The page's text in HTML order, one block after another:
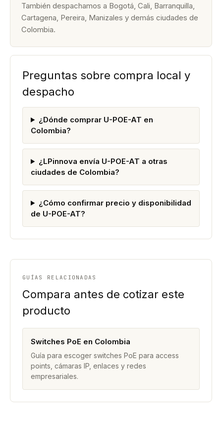
También despachamos a Bogotá, Cali, Barranquilla,
Cartagena, Pereira, Manizales y demás ciudades de
Colombia.
Preguntas sobre compra local y
despacho
¿Dónde comprar U-POE-AT en
Colombia?
¿LPinnova envía U-POE-AT a otras
ciudades de Colombia?
¿Cómo confirmar precio y disponibilidad
de U-POE-AT?
GUÍAS RELACIONADAS
Compara antes de cotizar este
producto
Switches PoE en Colombia
Guía para escoger switches PoE para access
points, cámaras IP, enlaces y redes
empresariales.